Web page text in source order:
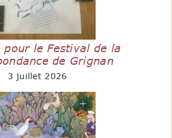
pour le Festival de la
de Grignan
3 juillet 2026